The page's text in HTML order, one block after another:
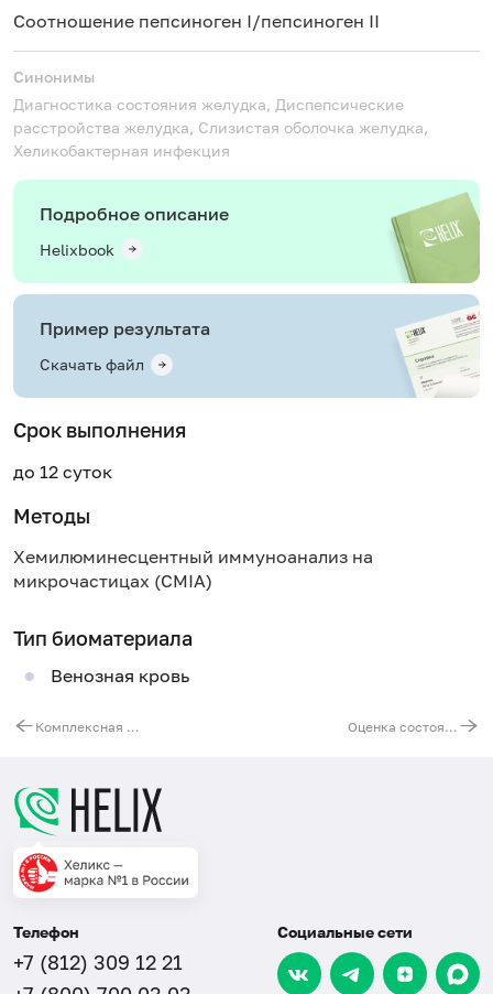
Соотношение пепсиноген I/пепсиноген II
Синонимы
Диагностика состояния желудка, Диспепсические
расстройства желудка, Слизистая оболочка желудка,
Хеликобактерная инфекция
Подробное описание
Helixbook
Пример результата
Скачать файл
Срок выполнения
до 12 суток
Методы
Хемилюминесцентный иммуноанализ на
микрочастицах (CMIA)
Тип биоматериала
Венозная кровь
Комплексная диагностика ОРВИ (все виды ОРВИ + COVID-19) Оценка состояния здоровья после СOVID-19
Телефон
+7 (812) 309 12 21
Социальные сети